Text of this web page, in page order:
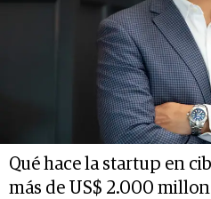
Qué hace la startup en
más de US$ 2.000